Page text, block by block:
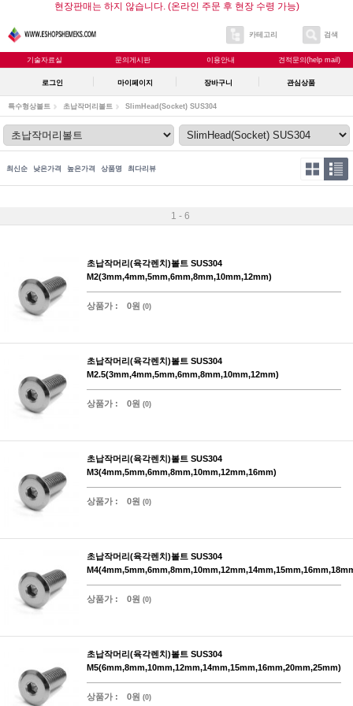
현장판매는 하지 않습니다. (온라인 주문 후 현장 수령 가능)
카테고리 검색
기술자료실 문의게시판 이용안내 견적문의(help mail)
로그인 마이페이지 장바구니 관심상품
특수형상볼트 초납작머리볼트 SlimHead(Socket) SUS304
최신순 낮은가격 높은가격 상품명 최다리뷰
1 - 6
초납작머리(육각렌치)볼트 SUS304
M2(3mm,4mm,5mm,6mm,8mm,10mm,12mm)
상품가 : 0원 (0)
초납작머리(육각렌치)볼트 SUS304
M2.5(3mm,4mm,5mm,6mm,8mm,10mm,12mm)
상품가 : 0원 (0)
초납작머리(육각렌치)볼트 SUS304
M3(4mm,5mm,6mm,8mm,10mm,12mm,16mm)
상품가 : 0원 (0)
초납작머리(육각렌치)볼트 SUS304
상품가 : 0원 (0)
초납작머리(육각렌치)볼트 SUS304
M5(6mm,8mm,10mm,12mm,14mm,15mm,16mm,20mm,25mm)
상품가 : 0원 (0)